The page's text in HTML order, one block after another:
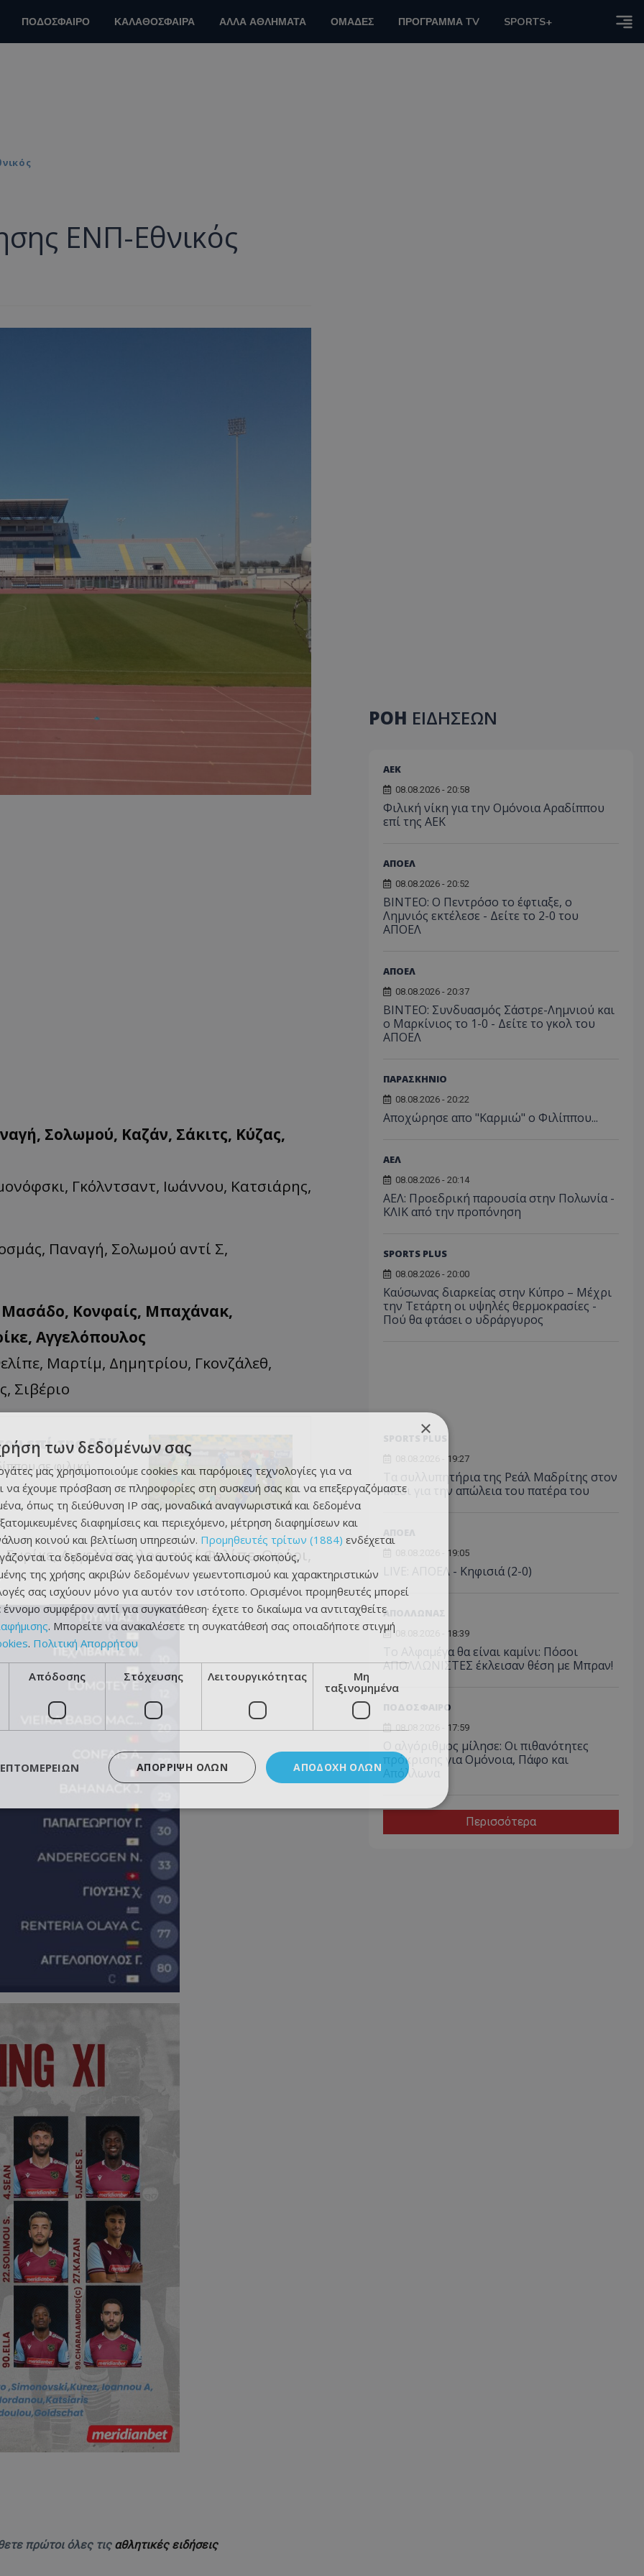
ΠΟΔΟΣΦΑΙΡΟ ΚΑΛΑΘΟΣΦΑΙΡΑ ΑΛΛΑ ΑΘΛΗΜΑΤΑ ΟΜΑΔΕΣ ΠΡΟΓΡΑΜΜΑ TV SPORTS+
ΕΝΠ-Εθνικός
Σολωμού, Καζάν, Σάκιτς, Κύζας,
Γκόλντσαντ, Ιωάννου, Κατσιάρης,
Παναγή, Σολωμού αντί Σ,
Μασάδο, Κονφαίς, Μπαχάνακ,
Αγγελόπουλος
Μαρτίμ, Δημητρίου, Γκονζάλεθ,
Σιβέριο
επί της ΑΕΚ
σε φιλική
Αγγελόπουλος αντί Φελίπε, Οφόρι,
πρώτοι όλες τις αθλητικές ειδήσεις
ΡΟΗ ΕΙΔΗΣΕΩΝ
ΑEK
08.08.2026 - 20:58
Φιλική νίκη για την Ομόνοια Αραδίππου
επί της ΑΕΚ
ΑΠΟΕΛ
08.08.2026 - 20:52
ΒΙΝΤΕΟ: Ο Πεντρόσο το έφτιαξε, ο
Λημνιός εκτέλεσε - Δείτε το 2-0 του
ΑΠΟΕΛ
ΑΠΟΕΛ
08.08.2026 - 20:37
ΒΙΝΤΕΟ: Συνδυασμός Σάστρε-Λημνιού και
ο Μαρκίνιος το 1-0 - Δείτε το γκολ του
ΑΠΟΕΛ
ΠΑΡΑΣΚΗΝΙΟ
08.08.2026 - 20:22
Aποχώρησε απο "Καρμιώ" ο Φιλίππου...
ΑΕΛ
08.08.2026 - 20:14
ΑΕΛ: Προεδρική παρουσία στην Πολωνία -
ΚΛΙΚ από την προπόνηση
SPORTS PLUS
08.08.2026 - 20:00
Καύσωνας διαρκείας στην Κύπρο – Μέχρι
την Τετάρτη οι υψηλές θερμοκρασίες -
Πού θα φτάσει ο υδράργυρος
08.08.2026 - 19:27
Τα συλλυπητήρια της Ρεάλ Μαδρίτης στον
Μέσι για την απώλεια του πατέρα του
08.08.2026 - 19:05
LIVE: ΑΠΟΕΛ - Κηφισιά (2-0)
ΑΠΟΛΛΩΝΑΣ
08.08.2026 - 18:39
Το Αλφαμέγα θα είναι καμίνι: Πόσοι
ΑΠΟΛΛΩΝΙΣΤΕΣ έκλεισαν θέση με Μπραν!
ΠΟΔΟΣΦΑΙΡΟ
08.08.2026 - 17:59
Ο αλγόριθμος μίλησε: Οι πιθανότητες
πρόκρισης για Ομόνοια, Πάφο και
Απόλλωνα
Περισσότερα
×
των δεδομένων σας
μας χρησιμοποιούμε cookies και παρόμοιες τεχνολογίες για να
να έχουμε πρόσβαση σε πληροφορίες στη συσκευή σας και να επεξεργαζόμαστε
όπως τη διεύθυνση IP σας, μοναδικά αναγνωριστικά και δεδομένα
διαφημίσεις και περιεχόμενο, μέτρηση διαφημίσεων και
κοινού και βελτίωση υπηρεσιών. Προμηθευτές τρίτων (1884) ενδέχεται
τα δεδομένα σας για αυτούς και άλλους σκοπούς,
της χρήσης ακριβών δεδομένων γεωεντοπισμού και χαρακτηριστικών
σας ισχύουν μόνο για αυτόν τον ιστότοπο. Ορισμένοι προμηθευτές μπορεί
συμφέρον αντί για συγκατάθεση· έχετε το δικαίωμα να αντιταχθείτε
. Μπορείτε να ανακαλέσετε τη συγκατάθεσή σας οποιαδήποτε στιγμή
. Πολιτική Απορρήτου
Απόδοσης Στόχευσης Λειτουργικότητας
Μη
ταξινομημένα
ΑΠΟΔΟΧΉ ΌΛΩΝ
ΑΠΌΡΡΙΨΗ ΌΛΩΝ